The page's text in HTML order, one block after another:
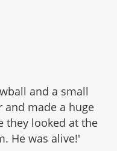
and a small
and made a huge
they looked at the
He was alive!'